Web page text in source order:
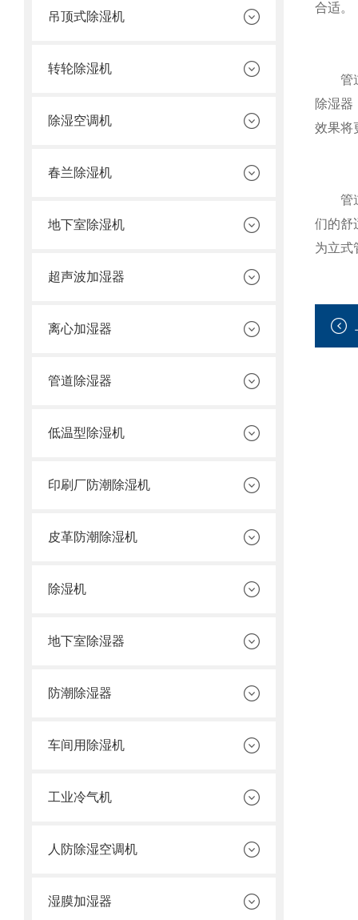
吊顶式除湿机
转轮除湿机
除湿空调机
春兰除湿机
地下室除湿机
超声波加湿器
离心加湿器
管道除湿器
低温型除湿机
印刷厂防潮除湿机
皮革防潮除湿机
除湿机
地下室除湿器
防潮除湿器
车间用除湿机
工业冷气机
人防除湿空调机
湿膜加湿器
合适。
管道
除湿器
效果将
管道
们的舒
为立式